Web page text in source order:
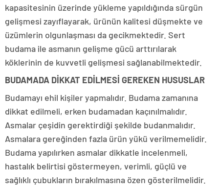
kapasitesinin üzerinde yükleme yapıldığında sürgün
gelişmesi zayıflayarak, ürünün kalitesi düşmekte ve
üzümlerin olgunlaşması da gecikmektedir. Sert
budama ile asmanın gelişme gücü arttırılarak
köklerinin de kuvvetli gelişmesi sağlanabilmektedir.
BUDAMADA DİKKAT EDİLMESİ GEREKEN HUSUSLAR
Budamayı ehil kişiler yapmalıdır. Budama zamanına
dikkat edilmeli, erken budamadan kaçınılmalıdır.
Asmalar çeşidin gerektirdiği şekilde budanmalıdır.
Asmalara gereğinden fazla ürün yükü verilmemelidir.
Budama yapılırken asmalar dikkatle incelenmeli,
hastalık belirtisi göstermeyen, verimli, güçlü ve
sağlıklı çubukların bırakılmasına özen gösterilmelidir.